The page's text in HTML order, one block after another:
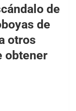
de
de
otros
obtener